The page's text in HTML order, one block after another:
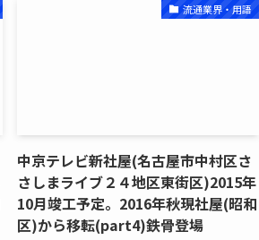
流通業界・用語
中京テレビ新社屋(名古屋市中村区さ
さしまライブ２４地区東街区)2015年
10月竣工予定。2016年秋現社屋(昭和
区)から移転(part4)鉄骨登場